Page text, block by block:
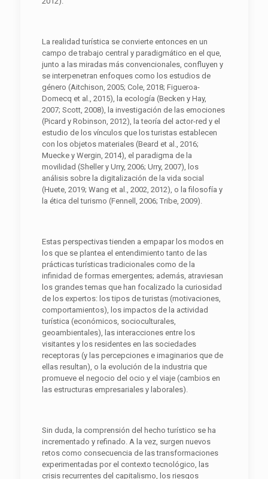
La realidad turística se convierte entonces en un
campo de trabajo central y paradigmático en el que,
junto a las miradas más convencionales, confluyen y
se interpenetran enfoques como los estudios de
género (Aitchison, 2005; Cole, 2018; Figueroa-
Domecq et al., 2015), la ecología (Becken y Hay,
2007; Scott, 2008), la investigación de las emociones
(Picard y Robinson, 2012), la teoría del actor-red y el
estudio de los vínculos que los turistas establecen
con los objetos materiales (Beard et al., 2016;
Muecke y Wergin, 2014), el paradigma de la
movilidad (Sheller y Urry, 2006; Urry, 2007), los
análisis sobre la digitalización de la vida social
(Huete, 2019; Wang et al., 2002, 2012), o la filosofía y
la ética del turismo (Fennell, 2006; Tribe, 2009).
Estas perspectivas tienden a empapar los modos en
los que se plantea el entendimiento tanto de las
prácticas turísticas tradicionales como de la
infinidad de formas emergentes; además, atraviesan
los grandes temas que han focalizado la curiosidad
de los expertos: los tipos de turistas (motivaciones,
comportamientos), los impactos de la actividad
turística (económicos, socioculturales,
geoambientales), las interacciones entre los
visitantes y los residentes en las sociedades
receptoras (y las percepciones e imaginarios que de
ellas resultan), o la evolución de la industria que
promueve el negocio del ocio y el viaje (cambios en
las estructuras empresariales y laborales).
Sin duda, la comprensión del hecho turístico se ha
incrementado y refinado. A la vez, surgen nuevos
retos como consecuencia de las transformaciones
experimentadas por el contexto tecnológico, las
crisis recurrentes del capitalismo, los riesgos